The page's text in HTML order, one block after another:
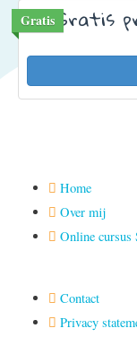
GratisGratis
Home
Over mij
Online cursus
Contact
Privacy